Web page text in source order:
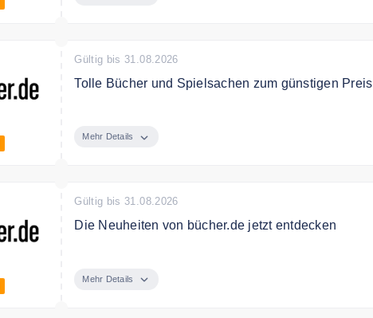
Gültig bis 31.08.2026
Tolle Bücher und Spielsachen zum günstigen Preis
Mehr Details
Gültig bis 31.08.2026
Die Neuheiten von bücher.de jetzt entdecken
Mehr Details